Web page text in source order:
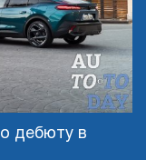
дебюту в